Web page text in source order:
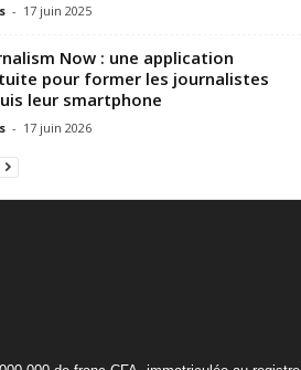
- 17 juin 2025
Now : une application
pour former les journalistes
leur smartphone
- 17 juin 2026